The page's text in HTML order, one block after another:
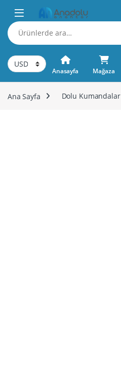
Skip to navigation
Skip to content
Ara:
Anasayfa Mağaza
Ana Sayfa Dolu Kumandalar